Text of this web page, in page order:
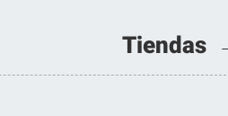
Tiendas